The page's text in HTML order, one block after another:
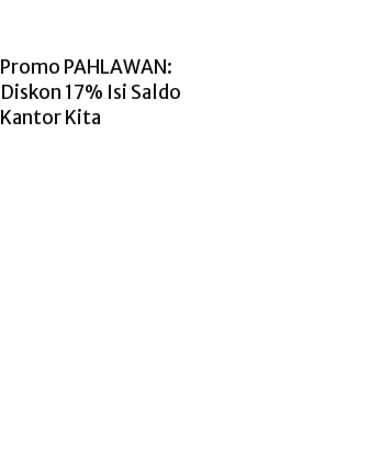
Promo PAHLAWAN:
Diskon 17% Isi Saldo
Kantor Kita